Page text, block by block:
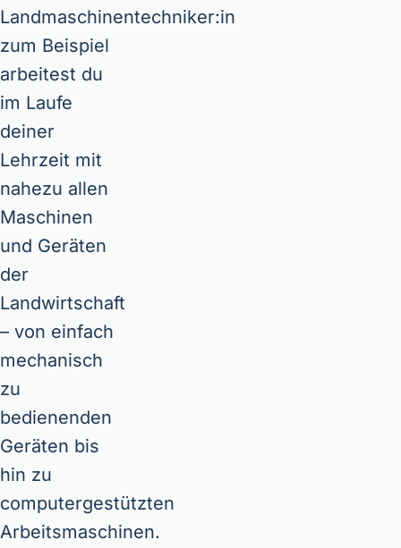
Landmaschinentechniker:in
zum Beispiel
arbeitest du
im Laufe
deiner
Lehrzeit mit
nahezu allen
Maschinen
und Geräten
der
Landwirtschaft
– von einfach
mechanisch
zu
bedienenden
Geräten bis
hin zu
computergestützten
Arbeitsmaschinen.